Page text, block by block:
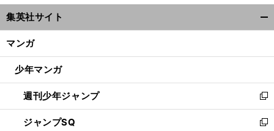
ウ
ィ
ン
ウ
開
く
集英社サイト
マンガ
少年マンガ
週刊少年ジャンプ
新
し
い
ジャンプSQ
新